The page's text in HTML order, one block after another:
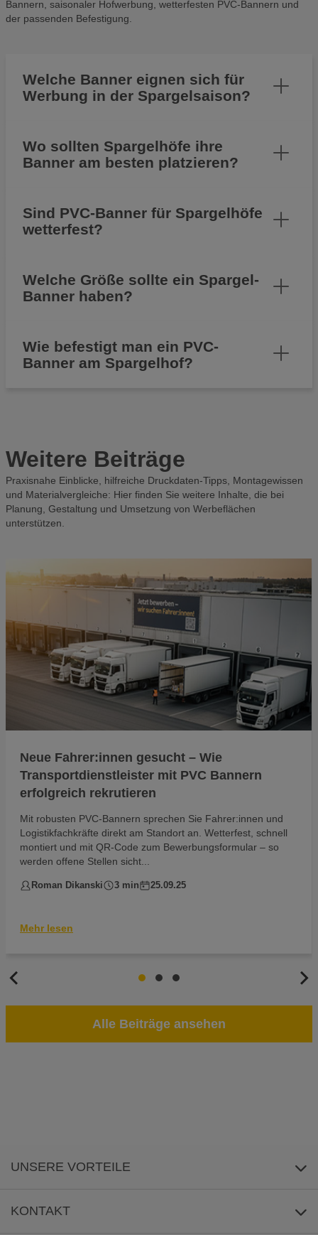
Bannern, saisonaler Hofwerbung, wetterfesten PVC-Bannern und
der passenden Befestigung.
Welche Banner eignen sich für
Werbung in der Spargelsaison?
Wo sollten Spargelhöfe ihre
Banner am besten platzieren?
Sind PVC-Banner für Spargelhöfe
wetterfest?
Welche Größe sollte ein Spargel-
Banner haben?
Wie befestigt man ein PVC-
Banner am Spargelhof?
Weitere Beiträge
Praxisnahe Einblicke, hilfreiche Druckdaten-Tipps, Montagewissen
und Materialvergleiche: Hier finden Sie weitere Inhalte, die bei
Planung, Gestaltung und Umsetzung von Werbeflächen
unterstützen.
Neue Fahrer:innen gesucht – Wie
Transportdienstleister mit PVC Bannern
erfolgreich rekrutieren
Mit robusten PVC-Bannern sprechen Sie Fahrer:innen und
Logistikfachkräfte direkt am Standort an. Wetterfest, schnell
montiert und mit QR-Code zum Bewerbungsformular – so
werden offene Stellen sicht...
Roman Dikanski 3 min 25.09.25
Mehr lesen
Alle Beiträge ansehen
UNSERE VORTEILE
KONTAKT